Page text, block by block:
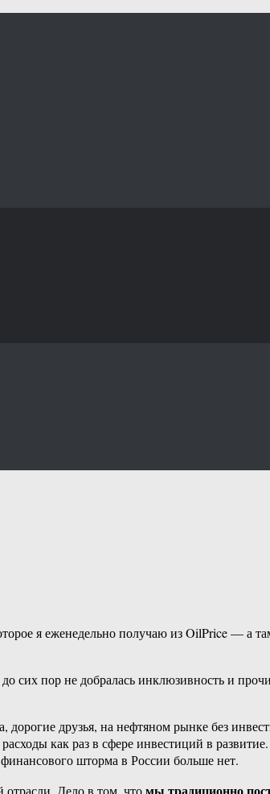
я еженедельно получаю из OilPrice — а
сих пор не добралась инклюзивность и
друзья, на нефтяном рынке без
как раз в сфере инвестиций в
шторма в России больше нет.